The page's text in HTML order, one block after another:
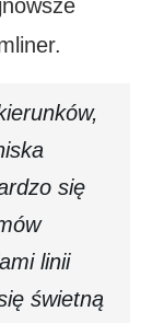
się
linii
świetną